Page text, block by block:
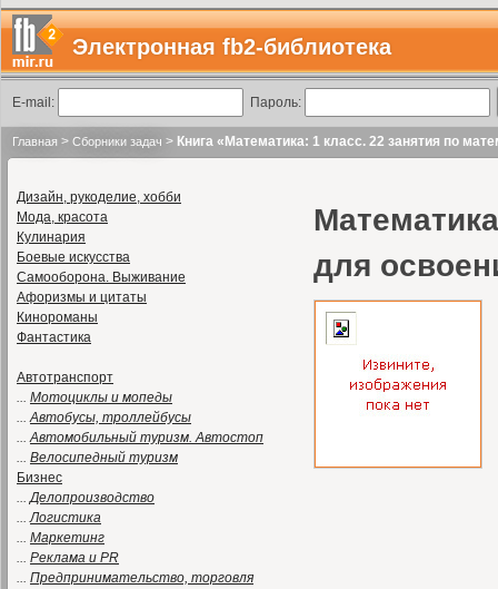
Электронная fb2-библиотека
E-mail: Пароль:
Главная > Сборники задач > Книга «Математика: 1 класс. 22 занятия по
Дизайн, рукоделие, хобби
Мода, красота
Кулинария
Боевые искусства
Самооборона. Выживание
Афоризмы и цитаты
Кинороманы
Фантастика
Автотранспорт
... Мотоциклы и мопеды
...Автобусы, троллейбусы
...Автомобильный туризм. Автостоп
... Велосипедный туризм
Бизнес
...Делопроизводство
...Логистика
... Маркетинг
... Реклама и PR
... Предпринимательство, торговля
для